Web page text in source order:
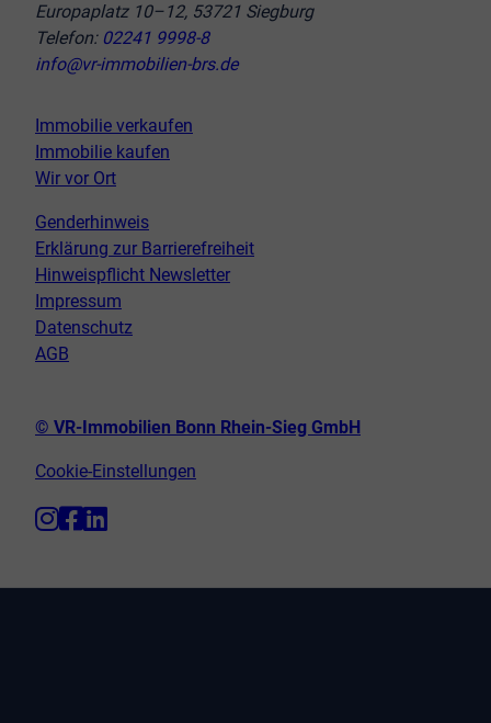
Europaplatz 10–12, 53721 Siegburg
Telefon: 02241 9998-8
info@vr-immobilien-brs.de
Immobilie verkaufen
Immobilie kaufen
Wir vor Ort
Genderhinweis
Erklärung zur Barrierefreiheit
Hinweispflicht Newsletter
Impressum
Datenschutz
AGB
© VR-Immobilien Bonn Rhein-Sieg GmbH
Cookie-Einstellungen